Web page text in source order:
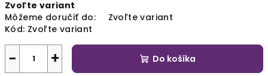
cena:
Zvoľte variant
Môžeme doručiť do:
Zvoľte variant
Kód: Zvoľte variant
+
− Do košíka